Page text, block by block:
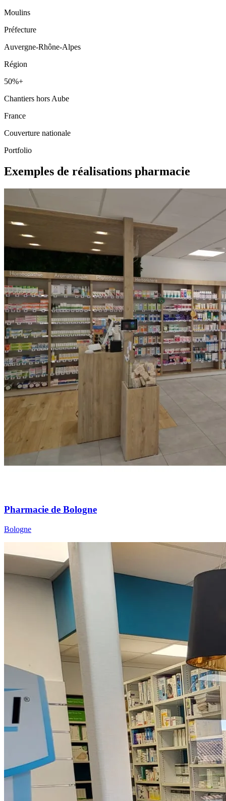
Moulins
Préfecture
Auvergne-Rhône-Alpes
Région
50%+
Chantiers hors Aube
France
Couverture nationale
Portfolio
Exemples de réalisations pharmacie
Pharmacie de Bologne
Bologne